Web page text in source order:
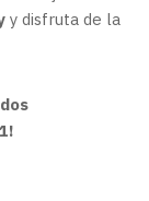
y disfruta de la